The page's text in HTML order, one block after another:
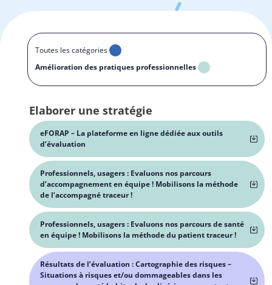
Toutes les catégories
Amélioration des pratiques professionnelles
Elaborer une stratégie
eFORAP – La plateforme en ligne dédiée aux outils
d’évaluation
Professionnels, usagers : Evaluons nos parcours
d’accompagnement en équipe ! Mobilisons la méthode
de l’accompagné traceur !
Professionnels, usagers : Evaluons nos parcours de santé
en équipe ! Mobilisons la méthode du patient traceur !
Résultats de l’évaluation : Cartographie des risques –
Situations à risques et/ou dommageables dans les